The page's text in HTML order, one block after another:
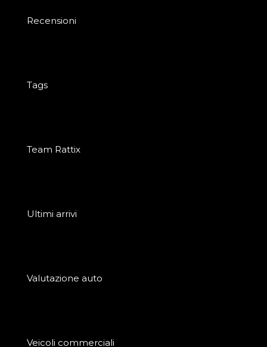
Recensioni
Tags
Team Rattix
Ultimi arrivi
Valutazione auto
Veicoli commerciali